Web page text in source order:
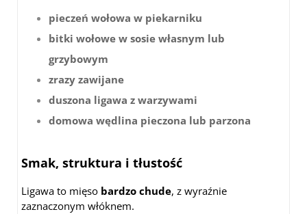
pieczeń wołowa w piekarniku
bitki wołowe w sosie własnym lub
grzybowym
zrazy zawijane
duszona ligawa z warzywami
domowa wędlina pieczona lub parzona
Smak, struktura i tłustość
Ligawa to mięso bardzo chude, z wyraźnie
zaznaczonym włóknem.